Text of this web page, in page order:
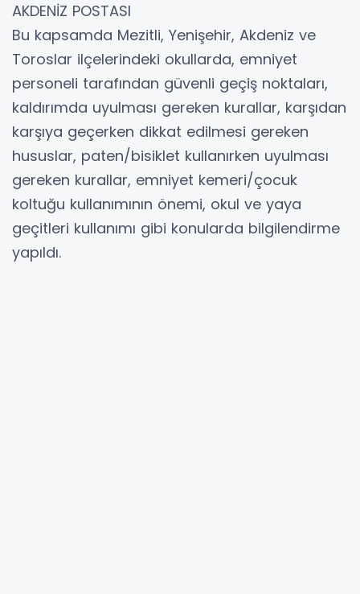
AKDENİZ POSTASI
Bu kapsamda Mezitli, Yenişehir, Akdeniz ve
Toroslar ilçelerindeki okullarda, emniyet
personeli tarafından güvenli geçiş noktaları,
kaldırımda uyulması gereken kurallar, karşıdan
karşıya geçerken dikkat edilmesi gereken
hususlar, paten/bisiklet kullanırken uyulması
gereken kurallar, emniyet kemeri/çocuk
koltuğu kullanımının önemi, okul ve yaya
geçitleri kullanımı gibi konularda bilgilendirme
yapıldı.